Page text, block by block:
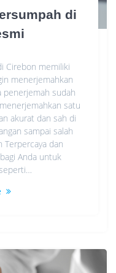
di
Cirebon memiliki
menerjemahkan
penerjemah sudah
satu
akurat dan sah di
sampai salah
Terpercaya dan
Anda untuk